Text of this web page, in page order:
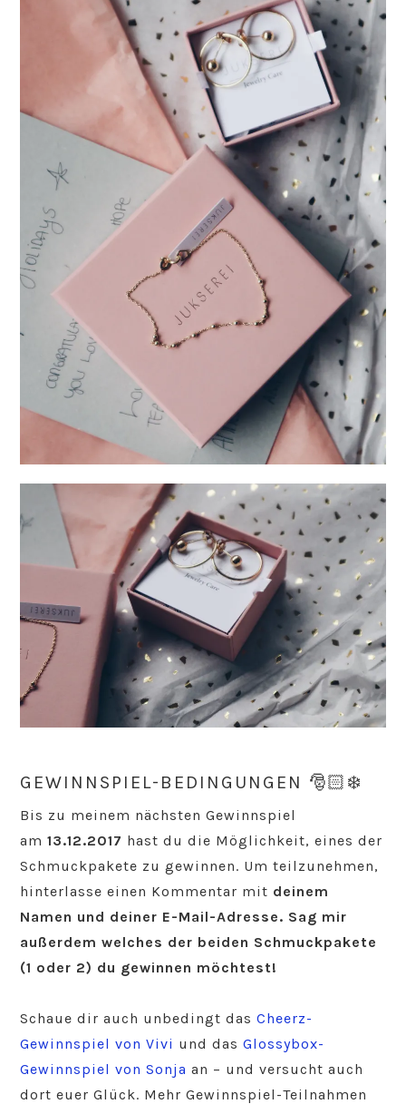
GEWINNSPIEL-BEDINGUNGEN 🎅🏻❄️
Bis zu meinem nächsten Gewinnspiel
am 13.12.2017 hast du die Möglichkeit, eines der
Schmuckpakete zu gewinnen. Um teilzunehmen,
hinterlasse einen Kommentar mit deinem
Namen und deiner E-Mail-Adresse. Sag mir
außerdem welches der beiden Schmuckpakete
(1 oder 2) du gewinnen möchtest!
Schaue dir auch unbedingt dasCheerz-
Gewinnspiel von Vivi und dasGlossybox-
Gewinnspiel von Sonja an – und versucht auch
dort euer Glück. Mehr Gewinnspiel-Teilnahmen